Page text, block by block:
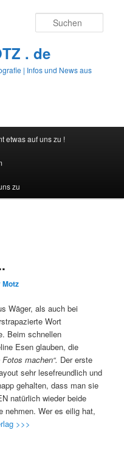
. de
| Infos und News aus
etwas auf uns zu !
zu
Motz
Wäger, als auch bei
Wort
Beim schnellen
Esen glauben, die
machen“. Der erste
sehr lesefreundlich und
gehalten, dass man sie
natürlich wieder beide
nehmen. Wer es eilig hat,
>>>